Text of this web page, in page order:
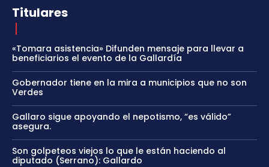
Titulares
«Tomara asistencia» Difunden mensaje para llevar a
beneficiarios el evento de la Gallardía
Gobernador tiene en la mira a municipios que no son
Verdes
Gallaro sigue apoyando el nepotismo, “es válido”
asegura.
Son golpeteos viejos lo que le están haciendo al
diputado (Serrano): Gallardo